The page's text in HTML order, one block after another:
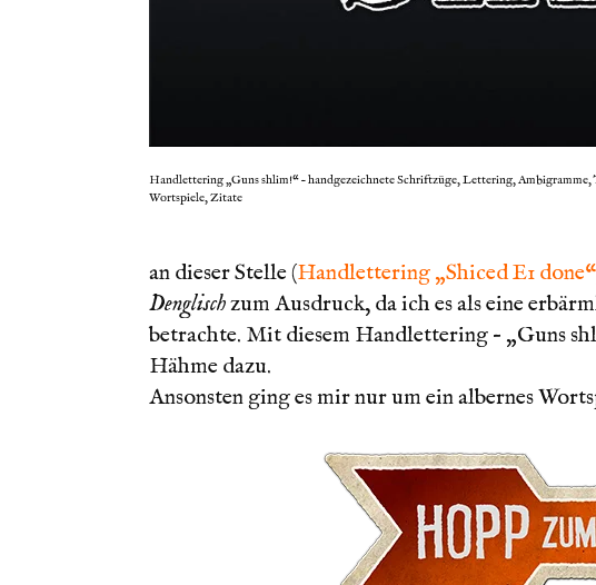
Handlettering „Guns shlim!“ – handgezeichnete Schriftzüge, Lettering,
Wortspiele, Zitate
an dieser Stelle (Handlettering „Shiced E1
Denglischzum Ausdruck, da ich es als eine
betrachte. Mit diesem Handlettering – „Guns
Hähme dazu.
Ansonsten ging es mir nur um ein albernes